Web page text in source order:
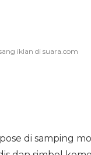
di samping